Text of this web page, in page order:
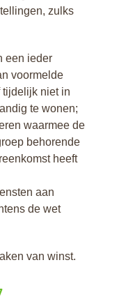
zulks
een ieder
voormelde
tijdelijk niet in
te wonen;
waarmee de
behorende
heeft
aan
de wet
van winst.